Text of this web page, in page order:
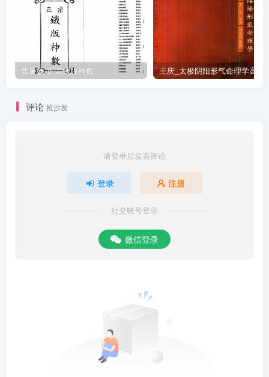
曹展硕-正宗铁版神数
评论 抢沙发
请登录后发表评论
登录 注册
社交账号登录
微信登录